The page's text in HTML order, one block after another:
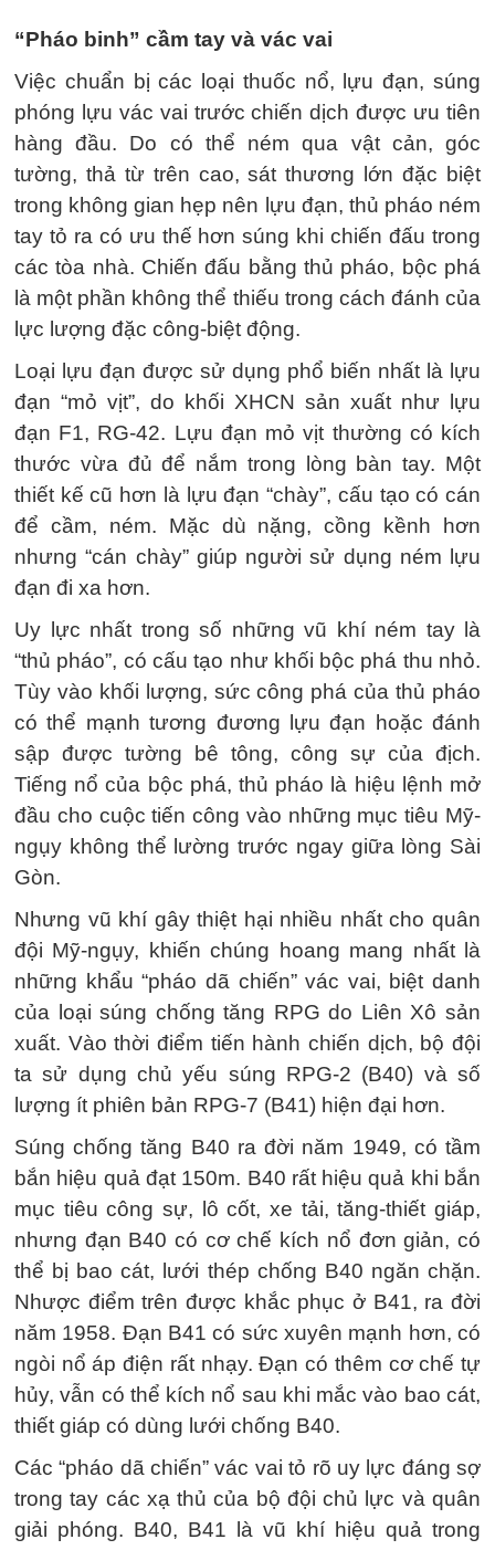
“Pháo binh” cầm tay và vác vai
Việc chuẩn bị các loại thuốc nổ, lựu đạn, súng
phóng lựu vác vai trước chiến dịch được ưu tiên
hàng đầu. Do có thể ném qua vật cản, góc
tường, thả từ trên cao, sát thương lớn đặc biệt
trong không gian hẹp nên lựu đạn, thủ pháo ném
tay tỏ ra có ưu thế hơn súng khi chiến đấu trong
các tòa nhà. Chiến đấu bằng thủ pháo, bộc phá
là một phần không thể thiếu trong cách đánh của
lực lượng đặc công-biệt động.
Loại lựu đạn được sử dụng phổ biến nhất là lựu
đạn “mỏ vịt”, do khối XHCN sản xuất như lựu
đạn F1, RG-42. Lựu đạn mỏ vịt thường có kích
thước vừa đủ để nắm trong lòng bàn tay. Một
thiết kế cũ hơn là lựu đạn “chày”, cấu tạo có cán
để cầm, ném. Mặc dù nặng, cồng kềnh hơn
nhưng “cán chày” giúp người sử dụng ném lựu
đạn đi xa hơn.
Uy lực nhất trong số những vũ khí ném tay là
“thủ pháo”, có cấu tạo như khối bộc phá thu nhỏ.
Tùy vào khối lượng, sức công phá của thủ pháo
có thể mạnh tương đương lựu đạn hoặc đánh
sập được tường bê tông, công sự của địch.
Tiếng nổ của bộc phá, thủ pháo là hiệu lệnh mở
đầu cho cuộc tiến công vào những mục tiêu Mỹ-
ngụy không thể lường trước ngay giữa lòng Sài
Gòn.
Nhưng vũ khí gây thiệt hại nhiều nhất cho quân
đội Mỹ-ngụy, khiến chúng hoang mang nhất là
những khẩu “pháo dã chiến” vác vai, biệt danh
của loại súng chống tăng RPG do Liên Xô sản
xuất. Vào thời điểm tiến hành chiến dịch, bộ đội
ta sử dụng chủ yếu súng RPG-2 (B40) và số
lượng ít phiên bản RPG-7 (B41) hiện đại hơn.
Súng chống tăng B40 ra đời năm 1949, có tầm
bắn hiệu quả đạt 150m. B40 rất hiệu quả khi bắn
mục tiêu công sự, lô cốt, xe tải, tăng-thiết giáp,
nhưng đạn B40 có cơ chế kích nổ đơn giản, có
thể bị bao cát, lưới thép chống B40 ngăn chặn.
Nhược điểm trên được khắc phục ở B41, ra đời
năm 1958. Đạn B41 có sức xuyên mạnh hơn, có
ngòi nổ áp điện rất nhạy. Đạn có thêm cơ chế tự
hủy, vẫn có thể kích nổ sau khi mắc vào bao cát,
thiết giáp có dùng lưới chống B40.
Các “pháo dã chiến” vác vai tỏ rõ uy lực đáng sợ
trong tay các xạ thủ của bộ đội chủ lực và quân
giải phóng. B40, B41 là vũ khí hiệu quả trong